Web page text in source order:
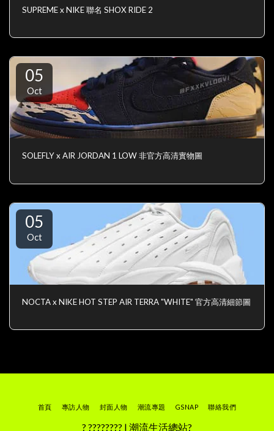
SUPREME x NIKE 聯名 SHOX RIDE 2
05
Oct
SOLEFLY x AIR JORDAN 1 LOW 非官方高清實物圖
05
Oct
NOCTA x NIKE HOT STEP AIR TERRA "WHITE" 官方高清細節圖
? ???????? | 潮流生活總站?
首頁 專訪人物 封面人物 潮流專題 GSNAP 聯絡我們